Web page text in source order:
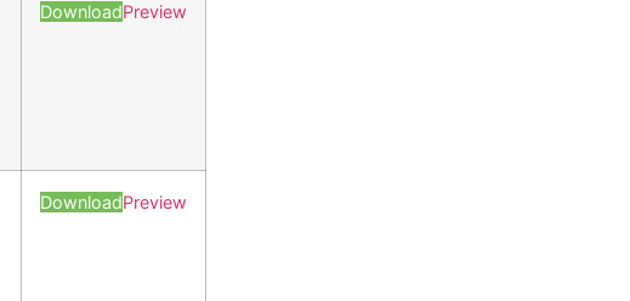
DownloadPreview
DownloadPreview